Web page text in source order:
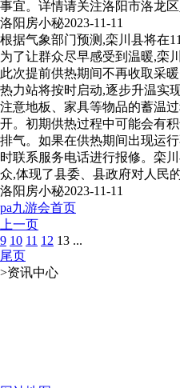
事宜。详情请关注洛阳市洛龙
洛阳房小秘2023-11-11
根据气象部门预测,栾川县将在
为了让群众尽早感受到温暖,栾
此次提前供热期间不再收取采
热力站将按时启动,逐步升温实
注意地板、家具等物品的蓄温
开。初期供热过程中可能会有
排气。如果在供热期间出现运
时联系服务电话进行报修。栾
众,体现了县委、县政府对人民
洛阳房小秘2023-11-11
pa九游会首页
上一页
9 10 11 12 13 ...
尾页
>资讯中心